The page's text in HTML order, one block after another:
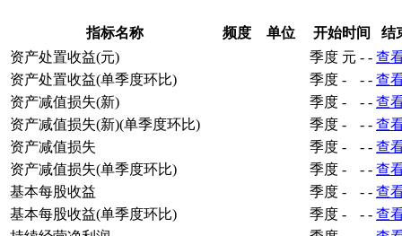
指标名称 频度 单位 开始时间
结
资产处置收益(元)
季度 元 - - 查
资产处置收益(单季度环比)
季度 - - - 查
资产减值损失(新)
季度 - - - 查
资产减值损失(新)(单季度环比)
季度 - - - 查
资产减值损失
季度 - - - 查
资产减值损失(单季度环比)
季度 - - - 查
基本每股收益
季度 - - - 查
基本每股收益(单季度环比)
季度 - - - 查